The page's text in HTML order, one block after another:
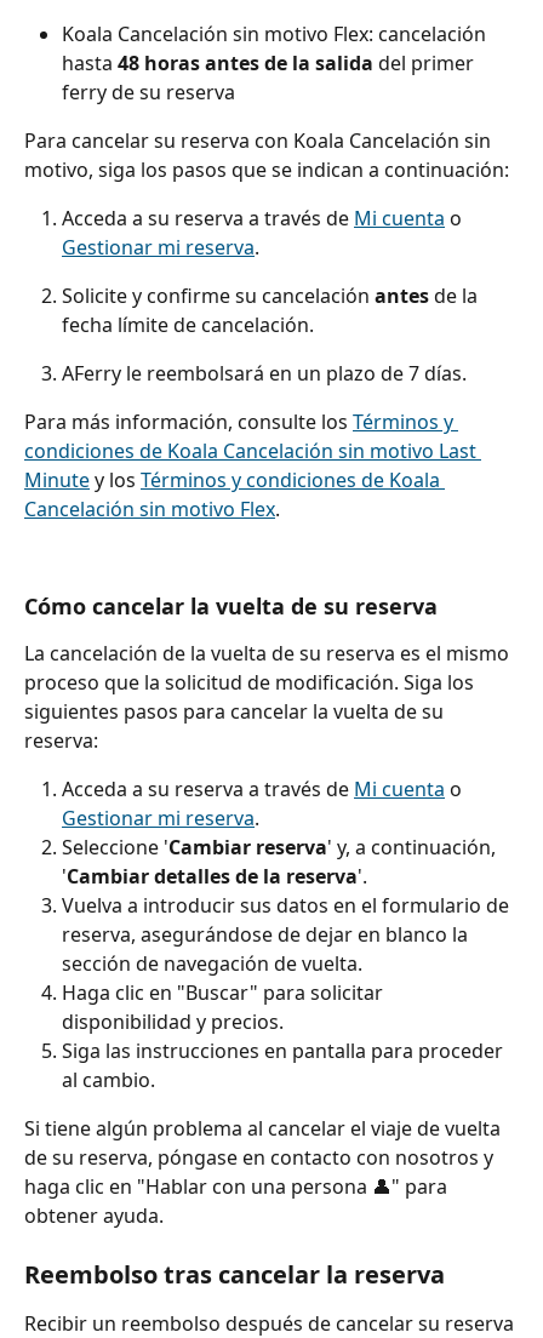
Koala Cancelación sin motivo Flex: cancelación
hasta 48 horas antes de la salida del primer
ferry de su reserva
Para cancelar su reserva con Koala Cancelación sin
motivo, siga los pasos que se indican a continuación:
Acceda a su reserva a través de Mi cuenta o
Gestionar mi reserva.
Solicite y confirme su cancelación antes de la
fecha límite de cancelación.
AFerry le reembolsará en un plazo de 7 días.
Para más información, consulte los Términos y
condiciones de Koala Cancelación sin motivo Last
Minute y los Términos y condiciones de Koala
Cancelación sin motivo Flex.
Cómo cancelar la vuelta de su reserva
La cancelación de la vuelta de su reserva es el mismo
proceso que la solicitud de modificación. Siga los
siguientes pasos para cancelar la vuelta de su
reserva:
Acceda a su reserva a través de Mi cuenta o
Gestionar mi reserva.
Seleccione 'Cambiar reserva' y, a continuación,
'Cambiar detalles de la reserva'.
Vuelva a introducir sus datos en el formulario de
reserva, asegurándose de dejar en blanco la
sección de navegación de vuelta.
Haga clic en "Buscar" para solicitar
disponibilidad y precios.
Siga las instrucciones en pantalla para proceder
al cambio.
Si tiene algún problema al cancelar el viaje de vuelta
de su reserva, póngase en contacto con nosotros y
haga clic en "Hablar con una persona 👤" para
obtener ayuda.
Reembolso tras cancelar la reserva
Recibir un reembolso después de cancelar su reserva